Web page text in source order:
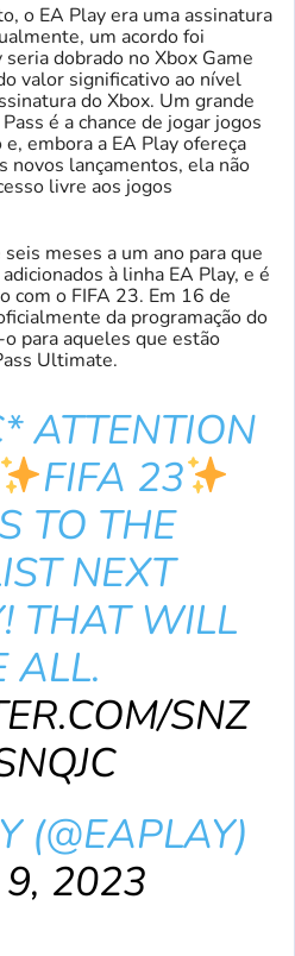
o EA Play era uma assinatura
um acordo foi
dobrado no Xbox Game
valor significativo ao nível
do Xbox. Um grande
é a chance de jogar jogos
embora a EA Play ofereça
novos lançamentos, ela não
livre aos jogos
meses a um ano para que
à linha EA Play, e é
com o FIFA 23. Em 16 de
da programação do
para aqueles que estão
Ultimate.
ATTENTION
FIFA 23
TO THE
NEXT
THAT WILL
ALL.
SNZ
(@EAPLAY)
2023